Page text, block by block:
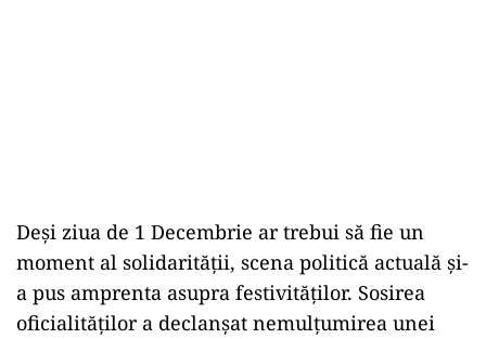
Deși ziua de 1 Decembrie ar trebui să fie un
moment al solidarității, scena politică actuală și-
a pus amprenta asupra festivităților. Sosirea
oficialităților a declanșat nemulțumirea unei